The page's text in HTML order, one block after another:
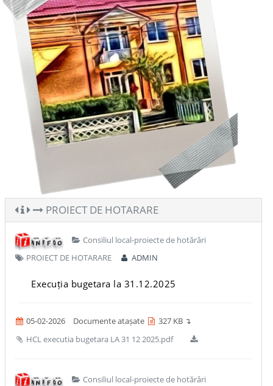
PROIECT DE HOTARARE
Consiliul local-proiecte de hotărâri
PROIECT DE HOTARARE
ADMIN
Execuția bugetara la 31.12.2025
05-02-2026 Documente atașate
327 KB ↴
HCL executia bugetara LA 31 12 2025.pdf
Consiliul local-proiecte de hotărâri